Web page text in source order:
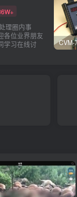
理圈内事
各位业界朋友
学习在线讨